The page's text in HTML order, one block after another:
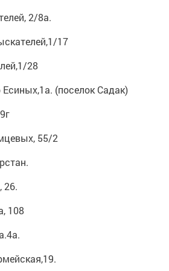
2/8а.
17
28
(поселок Садак)
55/2
26.
108